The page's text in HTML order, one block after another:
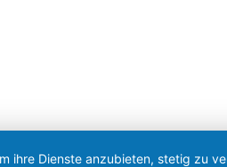
ihre Dienste anzubieten, stetig zu